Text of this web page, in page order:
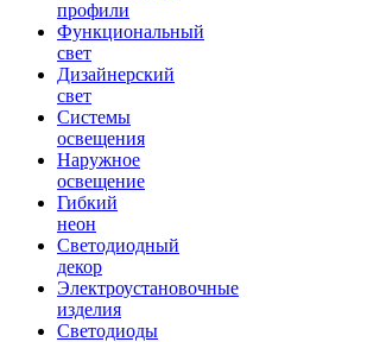
профили
Функциональный
свет
Дизайнерский
свет
Системы
освещения
Наружное
освещение
Гибкий
неон
Светодиодный
декор
Электроустановочные
изделия
Светодиоды